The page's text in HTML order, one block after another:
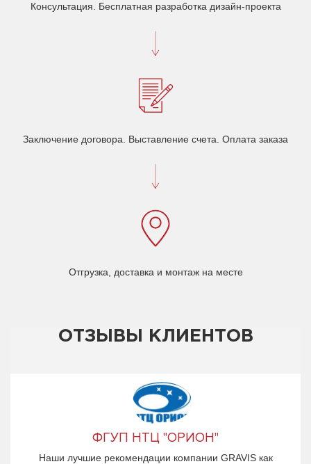
Консультация. Бесплатная разработка дизайн-проекта
Заключение договора. Выставление счета. Оплата заказа
Отгрузка, доставка и монтаж на месте
ОТЗЫВЫ КЛИЕНТОВ
ФГУП НТЦ "ОРИОН"
Наши лучшие рекомендации компании GRAVIS как